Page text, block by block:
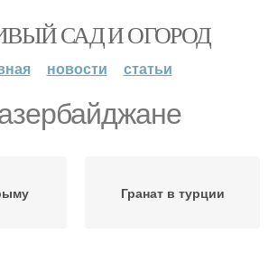
САД И ОГОРОД
новости статьи
Гранат в турции